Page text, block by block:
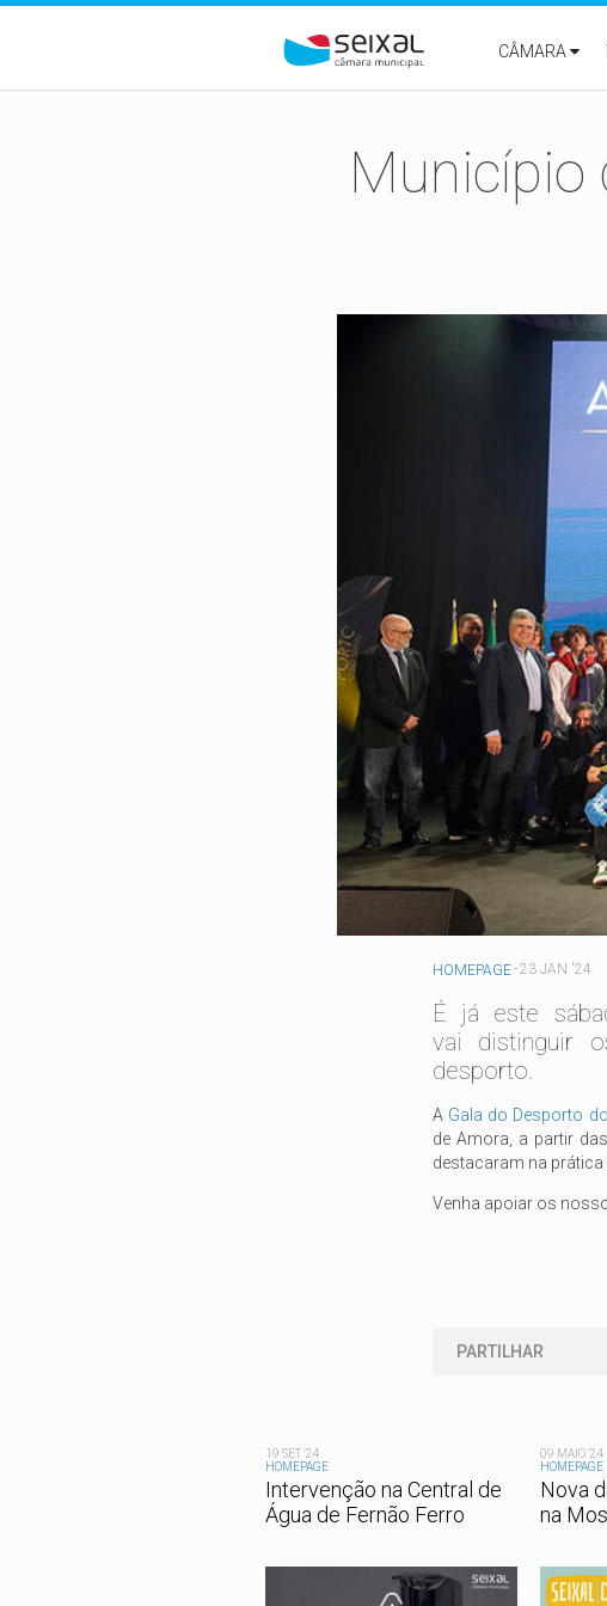
CÂMARA
Município
HOMEPAGE-23 JAN '24
É já este
vai distinguir
desporto.
A Gala do Desporto
de Amora, a partir
destacaram na prática
Venha apoiar os
PARTILHAR
19 SET '24
HOMEPAGE
Intervenção na Central de
Água de Fernão Ferro
09 MAIO '24
HOMEPAGE
Nova
na